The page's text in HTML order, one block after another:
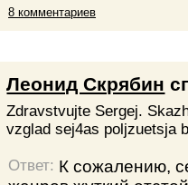
8 комментариев
Леонид Скрябин
Zdravstvujte Sergej.
vzglad sej4as poljzuetsja
Ответ: К сожалению,